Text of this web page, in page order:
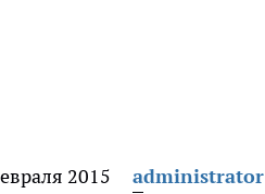
2015
administrator